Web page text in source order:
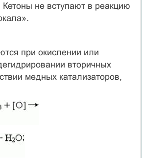
Кетоны не вступают в реакцию
при окислении или
вторичных
медных катализаторов,